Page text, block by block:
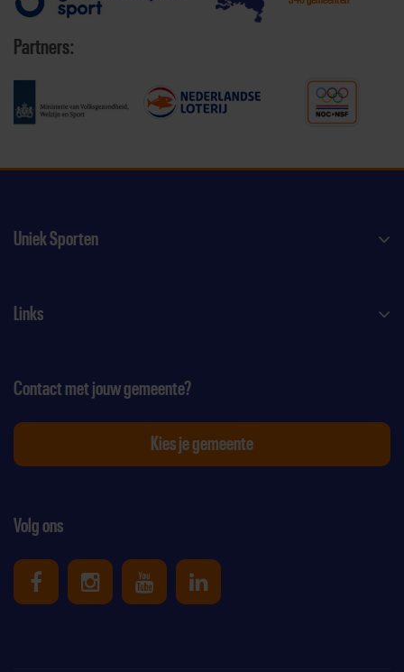
Partners:
Uniek Sporten
Links
Volg ons
Uniek Sporten op Facebook
Uniek Sporten op Instagram
Uniek Sporten op Youtube
Uniek Sporten op
Contact met jouw gemeente?
Kies je gemeente